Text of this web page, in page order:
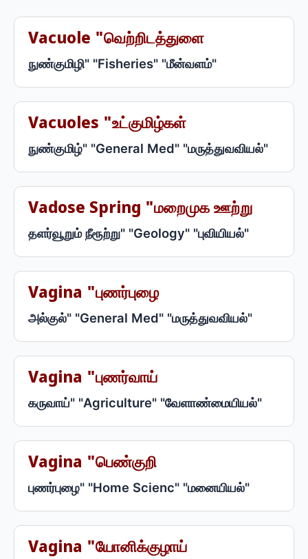
Vacuole "வெற்றிடத்துளை
நுண்குமிழி" "Fisheries" "மீன்வளம்"
Vacuoles "உட்குமிழ்கள்
நுண்குமிழ்" "General Med" "மருத்துவவியல்"
Vadose Spring "மறைமுக ஊற்று
தளர்வூறும் நீரூற்று" "Geology" "புவியியல்"
Vagina "புணர்புழை
அல்குல்" "General Med" "மருத்துவவியல்"
Vagina "புணர்வாய்
கருவாய்" "Agriculture" "வேளாண்மையியல்"
Vagina "பெண்குறி
புணர்புழை" "Home Scienc" "மனையியல்"
Vagina "யோனிக்குழாய்